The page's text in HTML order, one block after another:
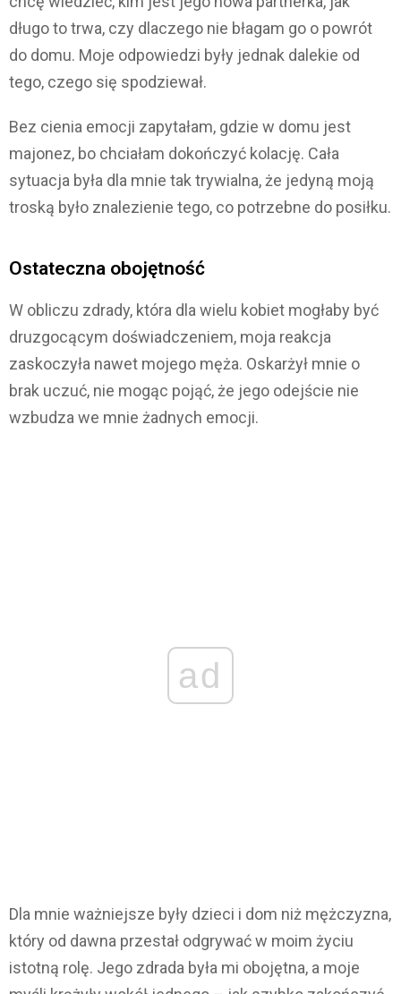
długo to trwa, czy dlaczego nie błagam go o powrót
do domu. Moje odpowiedzi były jednak dalekie od
tego, czego się spodziewał.
Bez cienia emocji zapytałam, gdzie w domu jest
majonez, bo chciałam dokończyć kolację. Cała
sytuacja była dla mnie tak trywialna, że jedyną moją
troską było znalezienie tego, co potrzebne do posiłku.
Ostateczna obojętność
W obliczu zdrady, która dla wielu kobiet mogłaby być
druzgocącym doświadczeniem, moja reakcja
zaskoczyła nawet mojego męża. Oskarżył mnie o
brak uczuć, nie mogąc pojąć, że jego odejście nie
wzbudza we mnie żadnych emocji.
ad
Dla mnie ważniejsze były dzieci i dom niż mężczyzna,
który od dawna przestał odgrywać w moim życiu
istotną rolę. Jego zdrada była mi obojętna, a moje